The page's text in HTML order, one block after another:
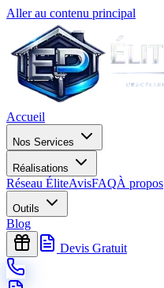
Aller au contenu principal
Accueil
Nos Services
Réalisations
Réseau ÉliteAvisFAQÀ propos
Outils
Blog
Devis Gratuit